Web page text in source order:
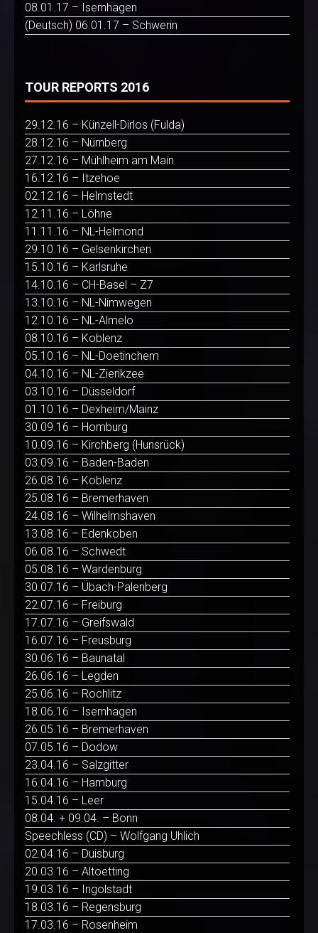
08.01.17 – Isernhagen
(Deutsch) 06.01.17 – Schwerin
TOUR REPORTS 2016
29.12.16 – Künzell-Dirlos (Fulda)
28.12.16 – Nürnberg
27.12.16 – Mühlheim am Main
16.12.16 – Itzehoe
02.12.16 – Helmstedt
12.11.16 – Löhne
11.11.16 – NL-Helmond
29.10.16 – Gelsenkirchen
15.10.16 – Karlsruhe
14.10.16 – CH-Basel – Z7
13.10.16 – NL-Nimwegen
12.10.16 – NL-Almelo
08.10.16 – Koblenz
05.10.16 – NL-Doetinchem
04.10.16 – NL-Zierikzee
03.10.16 – Düsseldorf
01.10.16 – Dexheim/Mainz
30.09.16 – Homburg
10.09.16 – Kirchberg (Hunsrück)
03.09.16 – Baden-Baden
26.08.16 – Koblenz
25.08.16 – Bremerhaven
24.08.16 – Wilhelmshaven
13.08.16 – Edenkoben
06.08.16 – Schwedt
05.08.16 – Wardenburg
30.07.16 – Übach-Palenberg
22.07.16 – Freiburg
17.07.16 – Greifswald
16.07.16 – Freusburg
30.06.16 – Baunatal
26.06.16 – Legden
25.06.16 – Rochlitz
18.06.16 – Isernhagen
26.05.16 – Bremerhaven
07.05.16 – Dodow
23.04.16 – Salzgitter
16.04.16 – Hamburg
15.04.16 – Leer
08.04. + 09.04. – Bonn
Speechless (CD) – Wolfgang Uhlich
02.04.16 – Duisburg
20.03.16 – Altoetting
19.03.16 – Ingolstadt
18.03.16 – Regensburg
17.03.16 – Rosenheim